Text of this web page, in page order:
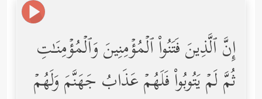
إِنَّ ٱلَّذِینَ فَتَنُواْ ٱلۡمُؤۡمِنِینَ وَٱلۡمُؤۡمِنَـٰتِ
ثُمَّ لَمۡ یَتُوبُواْ فَلَهُمۡ عَذَابُ جَهَنَّمَ وَلَهُمۡ